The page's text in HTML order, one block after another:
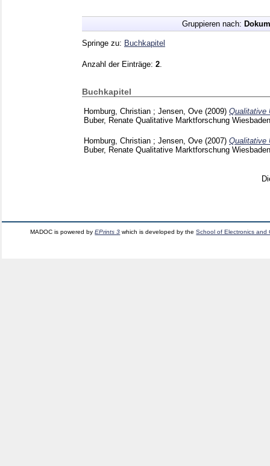
Gruppieren nach:
Springe zu: Buchkapitel
Anzahl der Einträge: 2
Buchkapitel
Homburg, Christian ; Jensen, Ove (2009) Qualitative
Buber, Renate Qualitative Marktforschung
Homburg, Christian ; Jensen, Ove (2007) Qualitative
Buber, Renate Qualitative Marktforschung
MADOC is powered byEPrints 3 which is developed by theSchool of Electronics and